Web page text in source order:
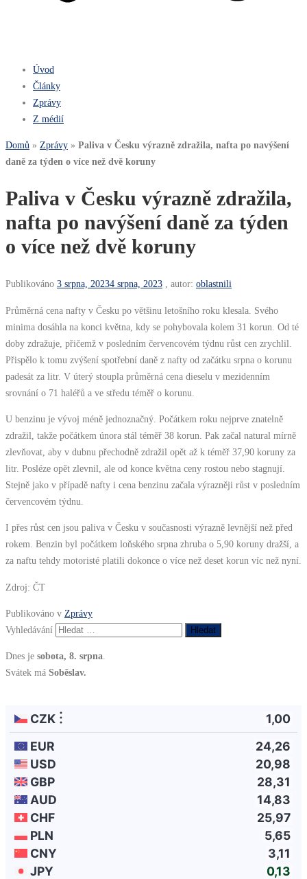
Úvod
Články
Zprávy
Z médií
Domů » Zprávy » Paliva v Česku výrazně zdražila, nafta po navýšení
daně za týden o více než dvě koruny
Paliva v Česku výrazně zdražila,
nafta po navýšení daně za týden
o více než dvě koruny
Publikováno 3 srpna, 20234 srpna, 2023 , autor: oblastnili
Průměrná cena nafty v Česku po většinu letošního roku klesala. Svého
minima dosáhla na konci května, kdy se pohybovala kolem 31 korun. Od té
doby zdražuje, přičemž v posledním červencovém týdnu růst cen zrychlil.
Přispělo k tomu zvýšení spotřební daně z nafty od začátku srpna o korunu
padesát za litr. V úterý stoupla průměrná cena dieselu v mezidenním
srovnání o 71 haléřů a ve středu téměř o korunu.
U benzinu je vývoj méně jednoznačný. Počátkem roku nejprve znatelně
zdražil, takže počátkem února stál téměř 38 korun. Pak začal natural mírně
zlevňovat, aby v dubnu přechodně zdražil opět až k téměř 37,90 koruny za
litr. Posléze opět zlevnil, ale od konce května ceny rostou nebo stagnují.
Stejně jako v případě nafty i cena benzinu začala výrazněji růst v posledním
červencovém týdnu.
I přes růst cen jsou paliva v Česku v současnosti výrazně levnější než před
rokem. Benzin byl počátkem loňského srpna zhruba o 5,90 koruny dražší, a
za naftu tehdy motoristé platili dokonce o více než deset korun víc než nyní.
Zdroj: ČT
Publikováno v Zprávy
Vyhledávání
Dnes je sobota, 8. srpna
Svátek má Soběslav.